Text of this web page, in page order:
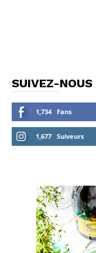
SUIVEZ-NOUS
1,734 Fans
1,677 Suiveurs